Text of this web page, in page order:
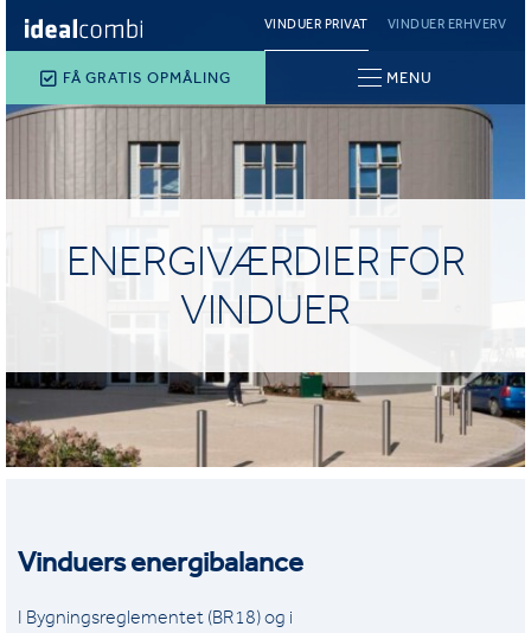
VINDUER PRIVAT VINDUER ERHVERV
FÅ GRATIS OPMÅLING MENU
ENERGIVÆRDIER FOR
VINDUER
Vinduers energibalance
I Bygningsreglementet (BR18) og i